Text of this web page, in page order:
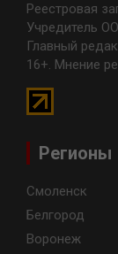
Реестровая
Учредитель
Главный
16+. Мнение
Регионы
Смоленск
Белгород
Воронеж